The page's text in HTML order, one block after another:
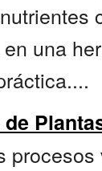
una